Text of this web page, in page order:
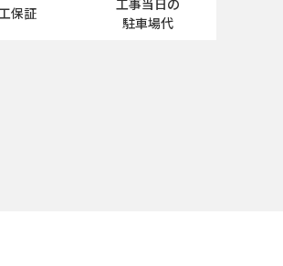
保証
駐車場代